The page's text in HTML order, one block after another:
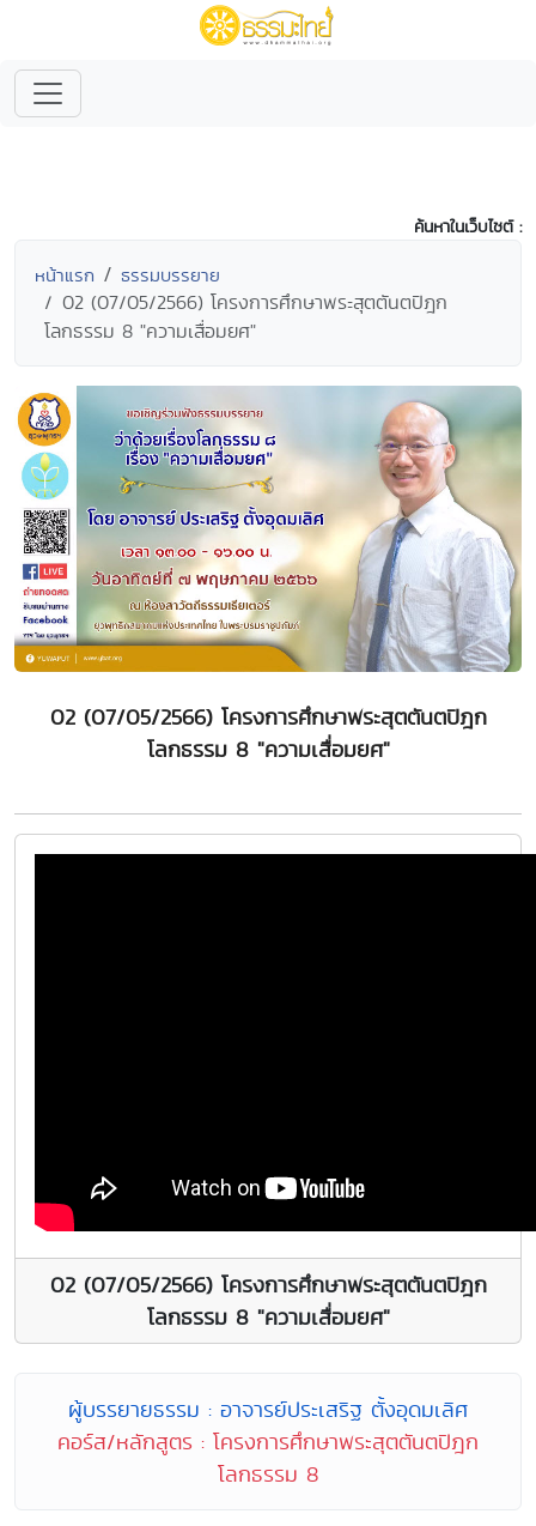
ค้นหาในเว็บไซต์ :
หน้าแรก ธรรมบรรยาย
02 (07/05/2566) โครงการศึกษาพระสุตตันตปิฎก
โลกธรรม 8 "ความเสื่อมยศ"
02 (07/05/2566) โครงการศึกษาพระสุตตันตปิฎก
โลกธรรม 8 "ความเสื่อมยศ"
02 (07/05/2566) โครงการศึกษาพระสุตตันตปิฎก
โลกธรรม 8 "ความเสื่อมยศ"
ผู้บรรยายธรรม : อาจารย์ประเสริฐ ตั้งอุดมเลิศ
คอร์ส/หลักสูตร : โครงการศึกษาพระสุตตันตปิฎก
โลกธรรม 8